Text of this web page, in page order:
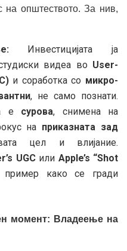
на општеството. За нив,
Инвестицијата ја
видеа во User-
и соработка со микро-
, не само познати.
е сурова, снимена на
на приказната зад
цел и влијание.
UGCили Apple’s “Shot
како се гради
момент: Владеење на